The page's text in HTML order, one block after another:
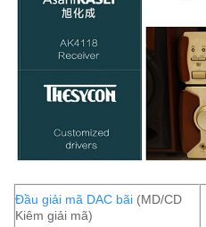
Đầu giải mã DAC bãi (MD/CD
Kiêm giải mã)